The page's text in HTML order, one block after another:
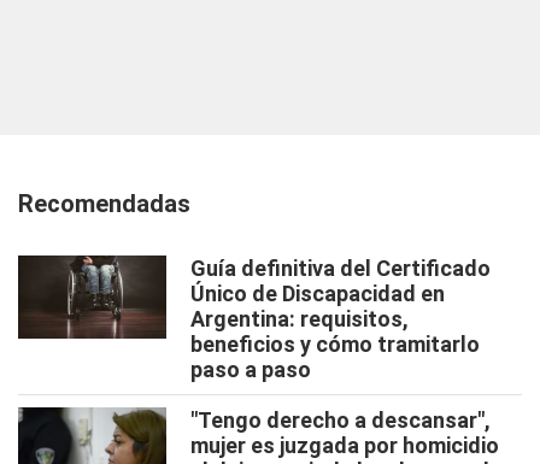
Recomendadas
Guía definitiva del Certificado
Único de Discapacidad en
Argentina: requisitos,
beneficios y cómo tramitarlo
paso a paso
"Tengo derecho a descansar",
mujer es juzgada por homicidio